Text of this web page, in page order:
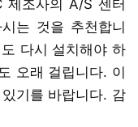
제조사의 A/S 센터
는 것을 추천합니
다시 설치해야 하
오래 걸립니다. 이
기를 바랍니다. 감